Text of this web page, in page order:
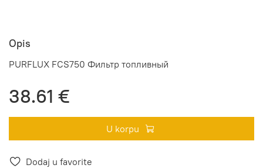
Dodaj u favorite
Opis
PURFLUX FCS750 Фильтр топливный
38.61 €
U korpu